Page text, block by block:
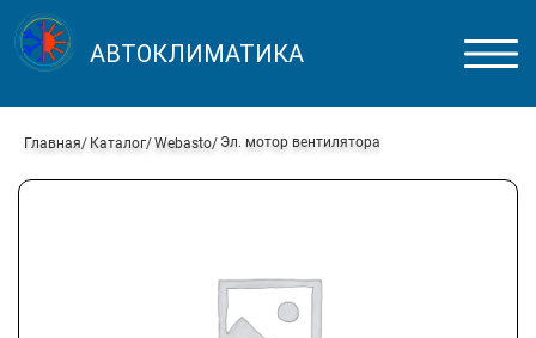
АВТОКЛИМАТИКА
Главная Каталог Webasto Эл. мотор вентилятора